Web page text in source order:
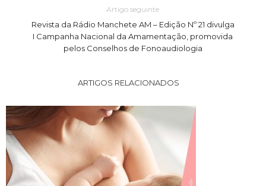
Artigo seguinte
Revista da Rádio Manchete AM – Edição Nº 21 divulga
I Campanha Nacional da Amamentação, promovida
pelos Conselhos de Fonoaudiologia
ARTIGOS RELACIONADOS